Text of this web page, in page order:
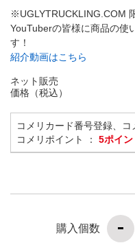
※UGLYTRUCKLING.COM
YouTuberの皆様に商品の使
す！
紹介動画はこちら
ネット販売
価格（税込）
コメリカード番号登録、
コメリポイント ： 5ポイ
購入個数